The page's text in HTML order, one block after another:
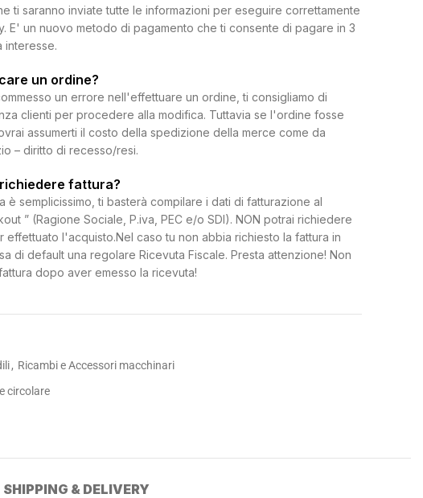
ti saranno inviate tutte le informazioni per eseguire correttamente
E' un nuovo metodo di pagamento che ti consente di pagare in 3
interesse.
un ordine?
un errore nell'effettuare un ordine, ti consigliamo di
clienti per procedere alla modifica. Tuttavia se l'ordine fosse
assumerti il costo della spedizione della merce come da
– diritto di recesso/resi.
fattura?
è semplicissimo, ti basterà compilare i dati di fatturazione al
” (Ragione Sociale, P.iva, PEC e/o SDI). NON potrai richiedere
effettuato l'acquisto.Nel caso tu non abbia richiesto la fattura in
di default una regolare Ricevuta Fiscale. Presta attenzione! Non
dopo aver emesso la ricevuta!
, Ricambi e Accessori macchinari
circolare
SHIPPING & DELIVERY